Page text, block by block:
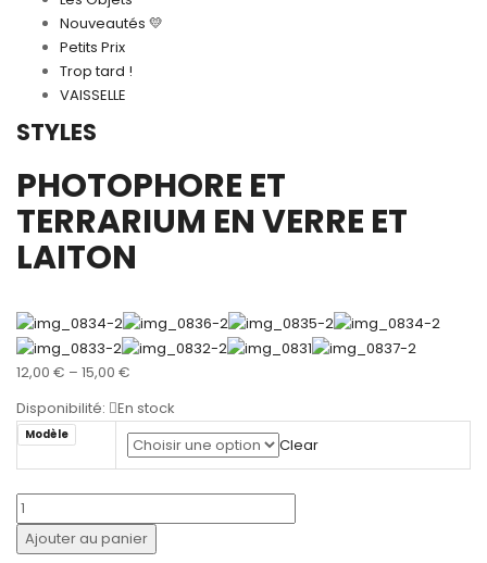
Nouveautés 💛
Petits Prix
Trop tard !
VAISSELLE
STYLES
PHOTOPHORE ET
TERRARIUM EN VERRE ET
LAITON
12,00 € – 15,00 €
Disponibilité:
En stock
Modèle
Clear
quantité
de
Photophore
Ajouter au panier